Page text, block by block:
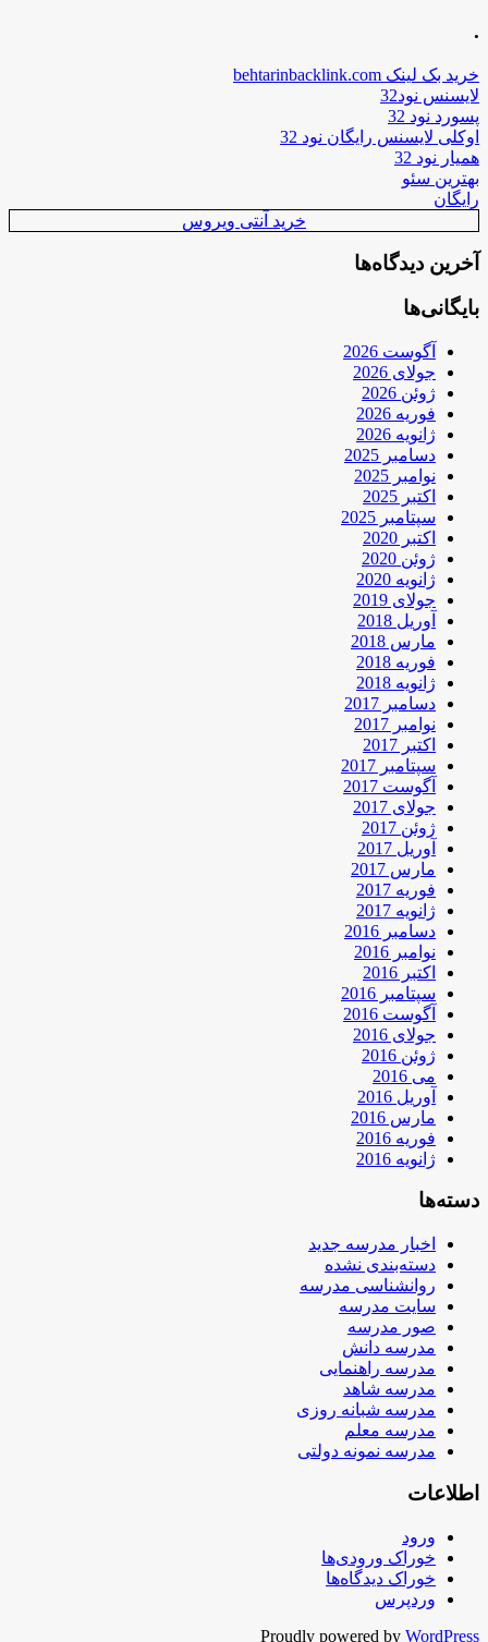
.
خرید بک لینک behtarinbacklink.com
لایسنس نود32
پسورد نود 32
اوکلی لایسنس رایگان نود 32
همیار نود 32
بهترین سئو
رایگان
خرید آنتی ویروس
آخرین دیدگاه‌ها
بایگانی‌ها
آگوست 2026
جولای 2026
ژوئن 2026
فوریه 2026
ژانویه 2026
دسامبر 2025
نوامبر 2025
اکتبر 2025
سپتامبر 2025
اکتبر 2020
ژوئن 2020
ژانویه 2020
جولای 2019
آوریل 2018
مارس 2018
فوریه 2018
ژانویه 2018
دسامبر 2017
نوامبر 2017
اکتبر 2017
سپتامبر 2017
آگوست 2017
جولای 2017
ژوئن 2017
آوریل 2017
مارس 2017
فوریه 2017
ژانویه 2017
دسامبر 2016
نوامبر 2016
اکتبر 2016
سپتامبر 2016
آگوست 2016
جولای 2016
ژوئن 2016
می 2016
آوریل 2016
مارس 2016
فوریه 2016
ژانویه 2016
دسته‌ها
اخبار مدرسه جدید
دسته‌بندی نشده
روانشناسی مدرسه
سایت مدرسه
صور مدرسه
مدرسه دانش
مدرسه راهنمایی
مدرسه شاهد
مدرسه شبانه روزی
مدرسه معلم
مدرسه نمونه دولتی
اطلاعات
ورود
خوراک ورودی‌ها
خوراک دیدگاه‌ها
وردپرس
Proudly powered by WordPress